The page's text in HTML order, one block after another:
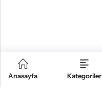
Anasayfa Kategoriler